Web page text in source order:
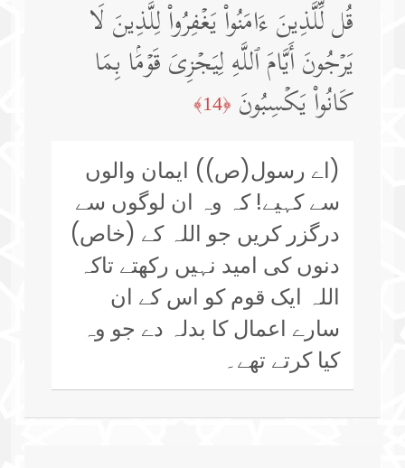
قُل لِّلَّذِینَ ءَامَنُوا۟ یَغۡفِرُوا۟ لِلَّذِینَ لَا
یَرۡجُونَ أَیَّامَ ٱللَّهِ لِیَجۡزِیَ قَوۡمَۢا بِمَا
كَانُوا۟ یَكۡسِبُونَ ﴿14﴾
(اے رسول(ص)) ایمان والوں
سے کہیے! کہ وہ ان لوگوں سے
درگزر کریں جو اللہ کے (خاص)
دنوں کی امید نہیں رکھتے تاکہ
اللہ ایک قوم کو اس کے ان
سارے اعمال کا بدلہ دے جو وہ
کیا کرتے تھے۔